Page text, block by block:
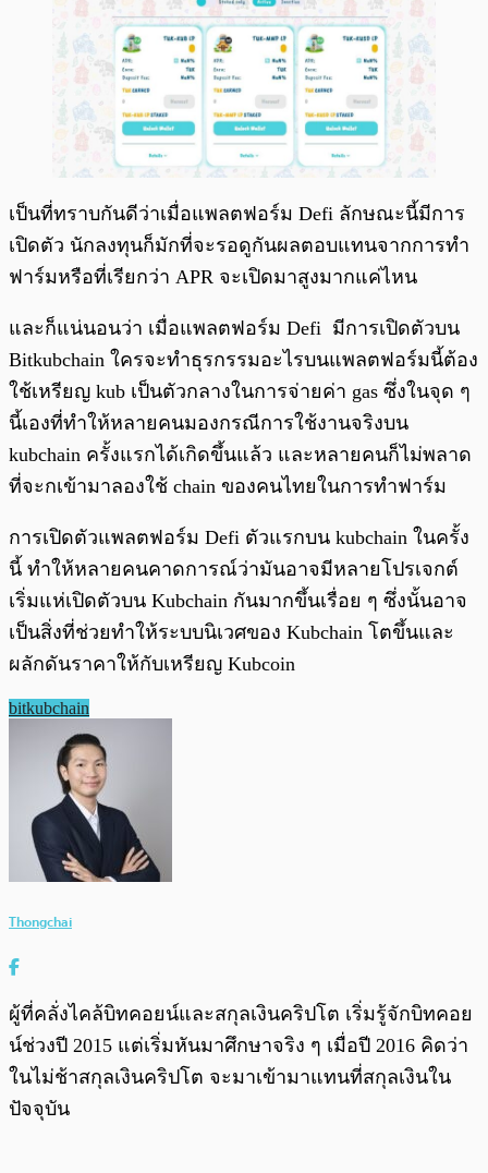
เป็นที่ทราบกันดีว่าเมื่อแพลตฟอร์ม Defi ลักษณะนี้มีการ
เปิดตัว นักลงทุนก็มักที่จะรอดูกันผลตอบแทนจากการทำ
ฟาร์มหรือที่เรียกว่า APR จะเปิดมาสูงมากแค่ไหน
และก็แน่นอนว่า เมื่อแพลตฟอร์ม Defi มีการเปิดตัวบน
Bitkubchain ใครจะทำธุรกรรมอะไรบนแพลตฟอร์มนี้ต้อง
ใช้เหรียญ kub เป็นตัวกลางในการจ่ายค่า gas ซึ่งในจุด ๆ
นี้เองที่ทำให้หลายคนมองกรณีการใช้งานจริงบน
kubchain ครั้งแรกได้เกิดขึ้นแล้ว และหลายคนก็ไม่พลาด
ที่จะกเข้ามาลองใช้ chain ของคนไทยในการทำฟาร์ม
การเปิดตัวแพลตฟอร์ม Defi ตัวแรกบน kubchain ในครั้ง
นี้ ทำให้หลายคนคาดการณ์ว่ามันอาจมีหลายโปรเจกต์
เริ่มแห่เปิดตัวบน Kubchain กันมากขึ้นเรื่อย ๆ ซึ่งนั้นอาจ
เป็นสิ่งที่ช่วยทำให้ระบบนิเวศของ Kubchain โตขึ้นและ
ผลักดันราคาให้กับเหรียญ Kubcoin
bitkubchain
Thongchai
ผู้ที่คลั่งไคล้บิทคอยน์และสกุลเงินคริปโต เริ่มรู้จักบิทคอย
น์ช่วงปี 2015 แต่เริ่มหันมาศึกษาจริง ๆ เมื่อปี 2016 คิดว่า
ในไม่ช้าสกุลเงินคริปโต จะมาเข้ามาแทนที่สกุลเงินใน
ปัจจุบัน